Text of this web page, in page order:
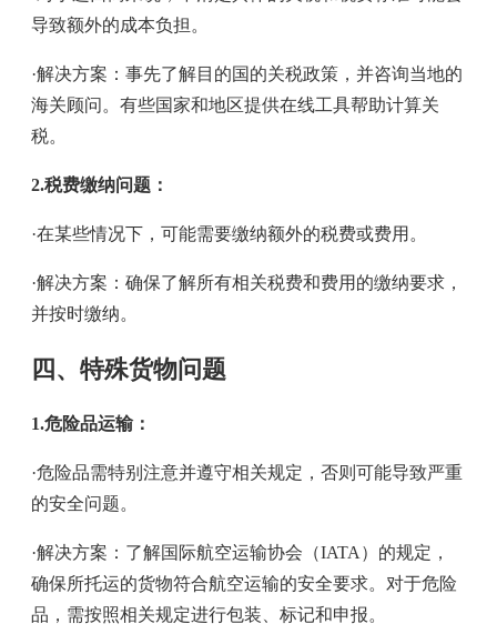
导致额外的成本负担。
·解决方案：事先了解目的国的关税政策，并咨询当地的
海关顾问。有些国家和地区提供在线工具帮助计算关
税。
2.税费缴纳问题：
·在某些情况下，可能需要缴纳额外的税费或费用。
·解决方案：确保了解所有相关税费和费用的缴纳要求，
并按时缴纳。
四、特殊货物问题
1.危险品运输：
·危险品需特别注意并遵守相关规定，否则可能导致严重
的安全问题。
·解决方案：了解国际航空运输协会（IATA）的规定，
确保所托运的货物符合航空运输的安全要求。对于危险
品，需按照相关规定进行包装、标记和申报。